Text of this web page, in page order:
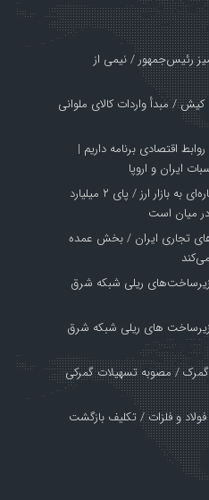
رئیس‌جمهور / نیمی از
/ مبدأ واردات کالای ملوانی
اقتصادی برنامه داریم |
ایران و اروپا
شوک کارت‌های بازرگانی اجاره‌ای به بازار ارز / پای ۲ میلیارد
میان است
تجاری ایران / بخش عمده
زیرساخت‌های ریلی شبکه شرق
زیرساخت های ریلی شبکه شرق
/ مصوبه تسهیلات گمرکی
و فلزات / تکلیف بازگشت